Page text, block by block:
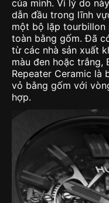
của mình. Vì lý do
dẫn đầu trong lĩnh
một bộ lặp tourbillon
toàn bằng gốm. Đã
từ các nhà sản xuất
màu đen hoặc trắng,
Repeater Ceramic là
vỏ bằng gốm với
hợp.